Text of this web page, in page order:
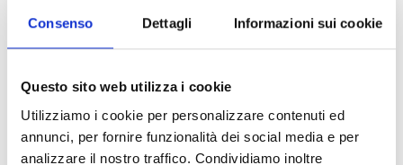
Consenso Dettagli Informazioni sui cookie
Questo sito web utilizza i cookie
Utilizziamo i cookie per personalizzare contenuti ed
annunci, per fornire funzionalità dei social media e per
analizzare il nostro traffico. Condividiamo inoltre
Frequently Asked Questions – BOTTA
EcoPackaging